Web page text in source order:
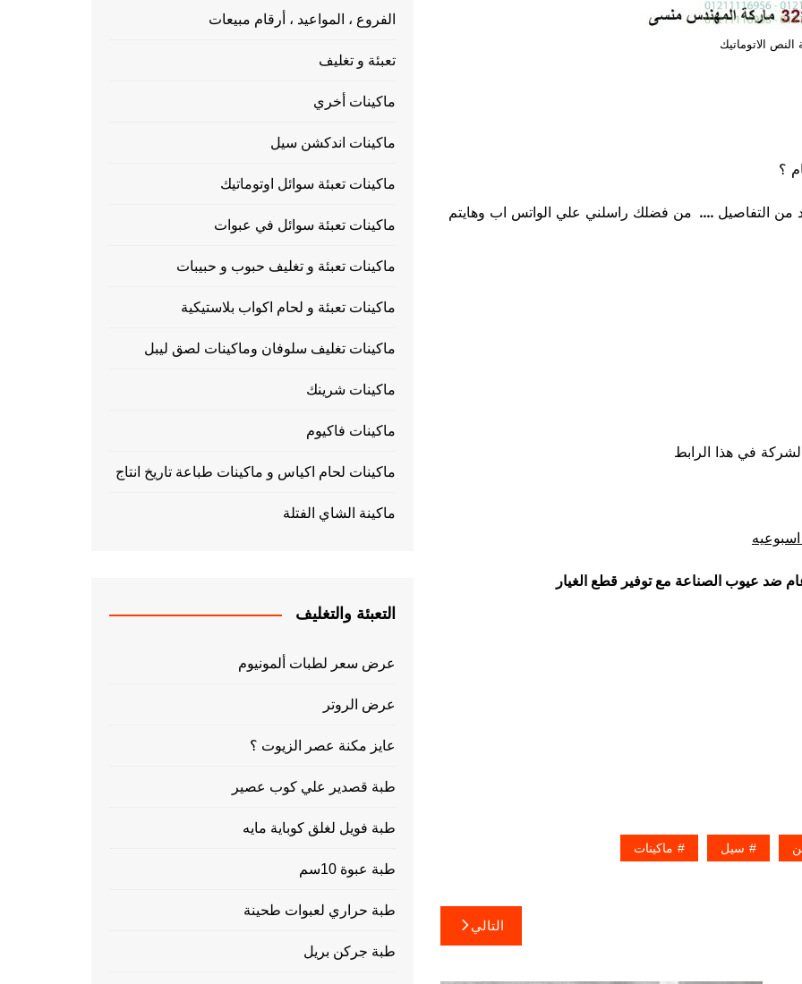
النص الاتوماتيك
؟
من التفاصيل …. من فضلك راسلني علي الواتس اب وهايتم
في هذا الرابط
ضد عيوب الصناعة مع توفير قطع الغيار
سيل ماكينات
التالي
الفروع ، المواعيد ، أرقام مبيعات
تعبئة و تغليف
ماكينات أخري
ماكينات اندكشن سيل
ماكينات تعبئة سوائل اوتوماتيك
ماكينات تعبئة سوائل في عبوات
ماكينات تعبئة و تغليف حبوب و حبيبات
ماكينات تعبئة و لحام اكواب بلاستيكية
ماكينات تغليف سلوفان وماكينات لصق ليبل
ماكينات شرينك
ماكينات فاكيوم
ماكينات لحام اكياس و ماكينات طباعة تاريخ انتاج
ماكينة الشاي الفتلة
التعبئة والتغليف
عرض سعر لطبات ألمونيوم
عرض الروتر
عايز مكنة عصر الزيوت ؟
طبة قصدير علي كوب عصير
طبة فويل لغلق كوباية مايه
طبة عبوة 10سم
طبة حراري لعبوات طحينة
طبة جركن بريل